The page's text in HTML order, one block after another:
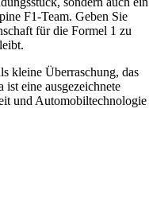
F1-Team. Geben Sie
für die Formel 1 zu
kleine Überraschung, das
eine ausgezeichnete
und Automobiltechnologie